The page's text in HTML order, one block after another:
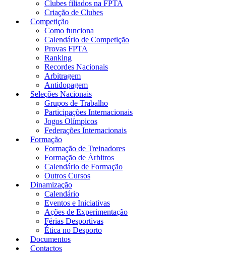
Clubes filiados na FPTA
Criação de Clubes
Competição
Como funciona
Calendário de Competição
Provas FPTA
Ranking
Recordes Nacionais
Arbitragem
Antidopagem
Seleções Nacionais
Grupos de Trabalho
Participações Internacionais
Jogos Olímpicos
Federações Internacionais
Formação
Formação de Treinadores
Formação de Árbitros
Calendário de Formação
Outros Cursos
Dinamização
Calendário
Eventos e Iniciativas
Ações de Experimentação
Férias Desportivas
Ética no Desporto
Documentos
Contactos